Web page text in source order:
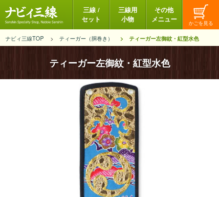
三線 /
セット
三線用
小物
その他
メニュー
ナビィ三線TOP ティーガー（胴巻き） ティーガー左御紋・紅型水色
ティーガー左御紋・紅型水色